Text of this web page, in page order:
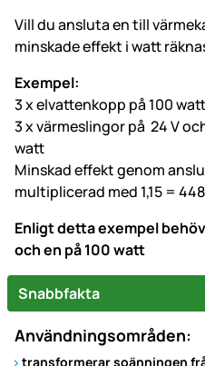
Vill du ansluta en till
minskade effekt i watt
Exempel:
3 x elvattenkopp på 100
3 x värmeslingor på 24 V
watt
Minskad effekt genom
multiplicerad med 1,15 =
Enligt detta exempel
och en på 100 watt
Snabbfakta
Användningsområden:
transformerar soänningen